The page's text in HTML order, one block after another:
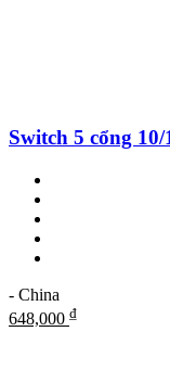
Switch 5 cổng
- China
648,000 ₫